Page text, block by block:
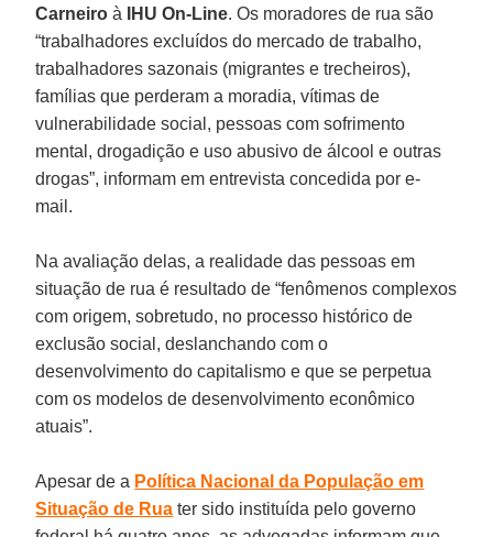
Carneiroà IHU On-Line. Os moradores de rua são
“trabalhadores excluídos do mercado de trabalho,
trabalhadores sazonais (migrantes e trecheiros),
famílias que perderam a moradia, vítimas de
vulnerabilidade social, pessoas com sofrimento
mental, drogadição e uso abusivo de álcool e outras
drogas”, informam em entrevista concedida por e-
mail.
Na avaliação delas, a realidade das pessoas em
situação de rua é resultado de “fenômenos complexos
com origem, sobretudo, no processo histórico de
exclusão social, deslanchando com o
desenvolvimento do capitalismo e que se perpetua
com os modelos de desenvolvimento econômico
atuais”.
Apesar de a Política Nacional da População em
Situação de Rua ter sido instituída pelo governo